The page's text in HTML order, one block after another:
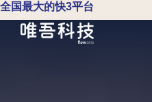
全国最大的快3平台